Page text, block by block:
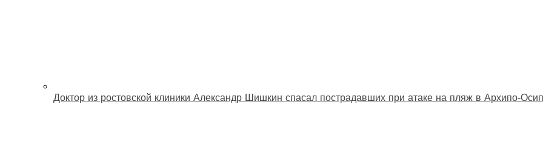
Доктор из ростовской клиники Александр Шишкин спасал пострадавших при атаке на пляж в